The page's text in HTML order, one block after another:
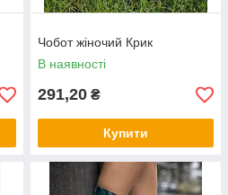
Чобот жіночий Крик
В наявності
291,20 ₴
Купити